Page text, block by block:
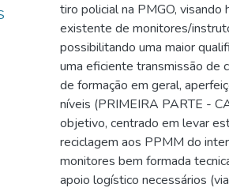
tiro policial na PMGO,
existente de monitores/
possibilitando uma maior
uma eficiente transmissão de
de formação em geral,
níveis (PRIMEIRA PARTE -
objetivo, centrado em levar
reciclagem aos PPMM do
monitores bem formada
apoio logístico necessários